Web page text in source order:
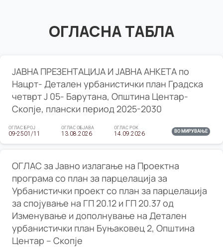
ОГЛАСНА ТАБЛА
ЈАВНА ПРЕЗЕНТАЦИЈА И ЈАВНА АНКЕТА по
Нацрт- Детален урбанистички план Градска
четврт Ј 05- Барутана, Општина Центар-
Скопје, плански период 2025-2030
ОГЛАС БРОЈ
09-2501/11
ОГЛАС ОБЈАВА
13.08.2026
ОГЛАС РОК
14.09.2026 ВО МИРУВАЊЕ
ОГЛАС за Јавно излагање на Проектна
програма со план за парцелација за
Урбанистички проект со план за парцелација
за спојување на ГП 20.12 и ГП 20.37 од
Изменување и дополнување на Детален
урбанистички план Буњаковец 2, Општина
Центар – Скопје